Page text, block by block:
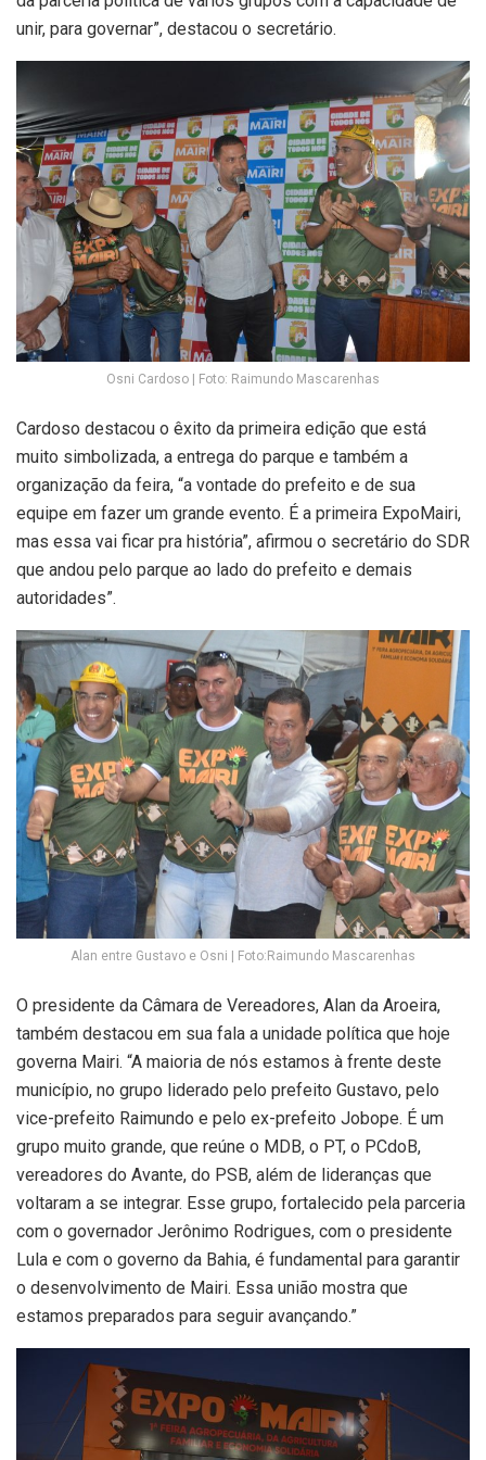
unir, para governar”, destacou o secretário.
Osni Cardoso | Foto: Raimundo Mascarenhas
Cardoso destacou o êxito da primeira edição que está
muito simbolizada, a entrega do parque e também a
organização da feira, “a vontade do prefeito e de sua
equipe em fazer um grande evento. É a primeira ExpoMairi,
mas essa vai ficar pra história”, afirmou o secretário do SDR
que andou pelo parque ao lado do prefeito e demais
autoridades”.
Alan entre Gustavo e Osni | Foto:Raimundo Mascarenhas
O presidente da Câmara de Vereadores, Alan da Aroeira,
também destacou em sua fala a unidade política que hoje
governa Mairi. “A maioria de nós estamos à frente deste
município, no grupo liderado pelo prefeito Gustavo, pelo
vice-prefeito Raimundo e pelo ex-prefeito Jobope. É um
grupo muito grande, que reúne o MDB, o PT, o PCdoB,
vereadores do Avante, do PSB, além de lideranças que
voltaram a se integrar. Esse grupo, fortalecido pela parceria
com o governador Jerônimo Rodrigues, com o presidente
Lula e com o governo da Bahia, é fundamental para garantir
o desenvolvimento de Mairi. Essa união mostra que
estamos preparados para seguir avançando.”